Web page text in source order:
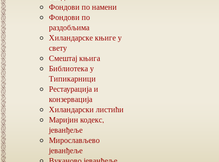
Фондови по намени
Фондови по
раздобљима
Хиландарске књиге у
свету
Смештај књига
Библиотека у
Типикарници
Рестаурација и
конзервација
Хиландарски листићи
Маријин кодекс,
јеванђеље
Мирослављево
јеванђеље